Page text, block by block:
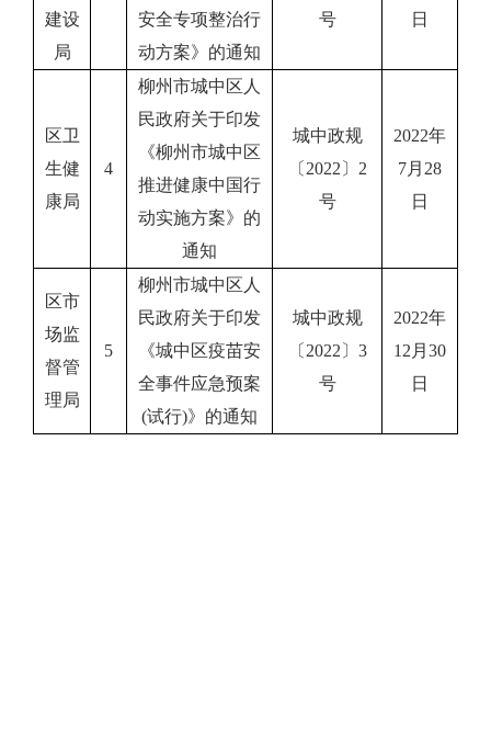
建设
局
安全专项整治行
动方案》的通知
号
日
区卫
生健
康局
4
柳州市城中区人
民政府关于印发
《柳州市城中区
推进健康中国行
动实施方案》的
通知
城中政规
〔2022〕2
号
2022年
7月28
日
区市
场监
督管
理局
5
柳州市城中区人
民政府关于印发
《城中区疫苗安
全事件应急预案
(试行)》的通知
城中政规
〔2022〕3
号
2022年
12月30
日